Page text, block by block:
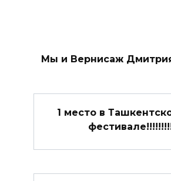
Мы и Вернисаж
1 место в